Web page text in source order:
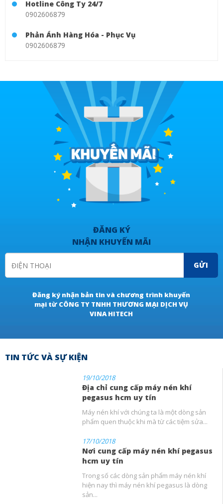
Hotline Công Ty 24/7
0902606879
Phản Ánh Hàng Hóa - Phục Vụ
0902606879
ĐĂNG KÝ
NHẬN KHUYẾN MÃI
GỬI
Đăng ký nhận bản tin và chương trình khuyến
mại từ CÔNG TY TNHH THƯƠNG MẠI DỊCH VỤ
VINA HITECH
TIN TỨC VÀ SỰ KIỆN
19/10/2018
Địa chỉ cung cấp máy nén khí
pegasus hcm uy tín
Máy nén khí với chúng ta là một dòng sản
phẩm quen thuộc khi mà từ các tiệm sửa...
17/10/2018
Nơi cung cấp máy nén khí pegasus
hcm uy tín
Trong số các dòng sản phẩm máy nén khí
hiện nay thì máy nén khí pegasus là dòng
sản...